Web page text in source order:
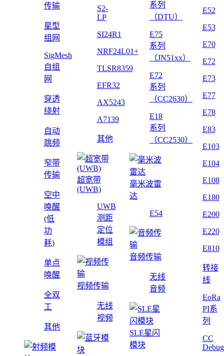
传输
星型
组网
SigMesh
自组
网
穿透
绕射
自动
跳频
窄带
传输
空中
唤醒
(低
功
耗)
单点
唤醒
全双
工
其他
S2-
LP
SI24R1
NRF24L01+
TLSR8359
EFR32
AX5243
A7139
其他
超宽带
(UWB)
UWB
测距
定位
模组
视频传输
无线
视频
系列
（DTU）
E75
系列
（JN51xx）
E72
系列
（CC2630）
E18
系列
（CC2530）
毫米波雷
达
E54
音频传输
无线
音频
SLE星闪
模块
E52
E53
E70
E72
E73
E77
E78
E83
E103
E104
E108
E180
E200
E220
E810
转接
线
EoRa
PI系
列
CC